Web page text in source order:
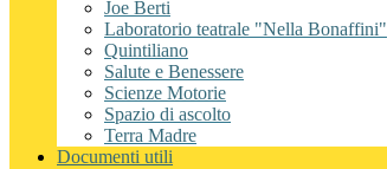
Joe Berti
Laboratorio teatrale "Nella Bonaffini"
Quintiliano
Salute e Benessere
Scienze Motorie
Spazio di ascolto
Terra Madre
Documenti utili